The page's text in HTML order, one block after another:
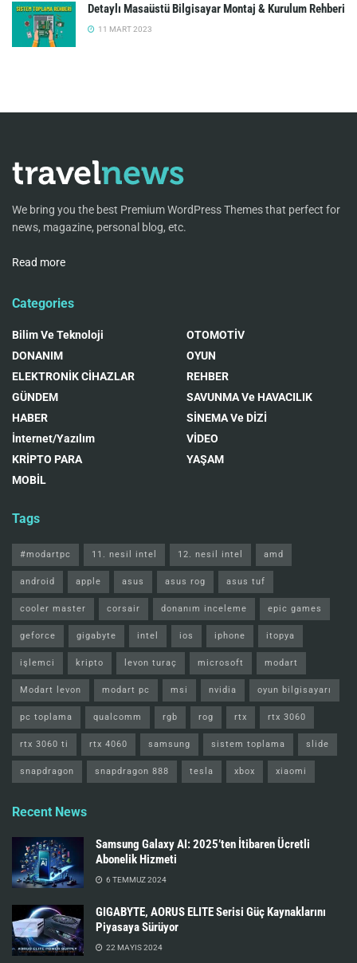
Detaylı Masaüstü Bilgisayar Montaj & Kurulum Rehberi
11 MART 2023
We bring you the best Premium WordPress Themes that perfect for
news, magazine, personal blog, etc.
Read more
Categories
Bilim Ve Teknoloji
DONANIM
ELEKTRONİK CİHAZLAR
GÜNDEM
HABER
İnternet/Yazılım
KRİPTO PARA
MOBİL
OTOMOTİV
OYUN
REHBER
SAVUNMA Ve HAVACILIK
SİNEMA Ve DİZİ
VİDEO
YAŞAM
Tags
#modartpc 11. nesil intel 12. nesil intel amd
android apple asus asus rog asus tuf
cooler master corsair donanım inceleme epic games
geforce gigabyte intel ios iphone itopya
işlemci kripto levon turaç microsoft modart
Modart levon modart pc msi nvidia oyun bilgisayarı
pc toplama qualcomm rgb rog rtx rtx 3060
rtx 3060 ti rtx 4060 samsung sistem toplama slide
snapdragon snapdragon 888 tesla xbox xiaomi
Recent News
Samsung Galaxy AI: 2025’ten İtibaren Ücretli
Abonelik Hizmeti
6 TEMMUZ 2024
GIGABYTE, AORUS ELITE Serisi Güç Kaynaklarını
Piyasaya Sürüyor
22 MAYIS 2024